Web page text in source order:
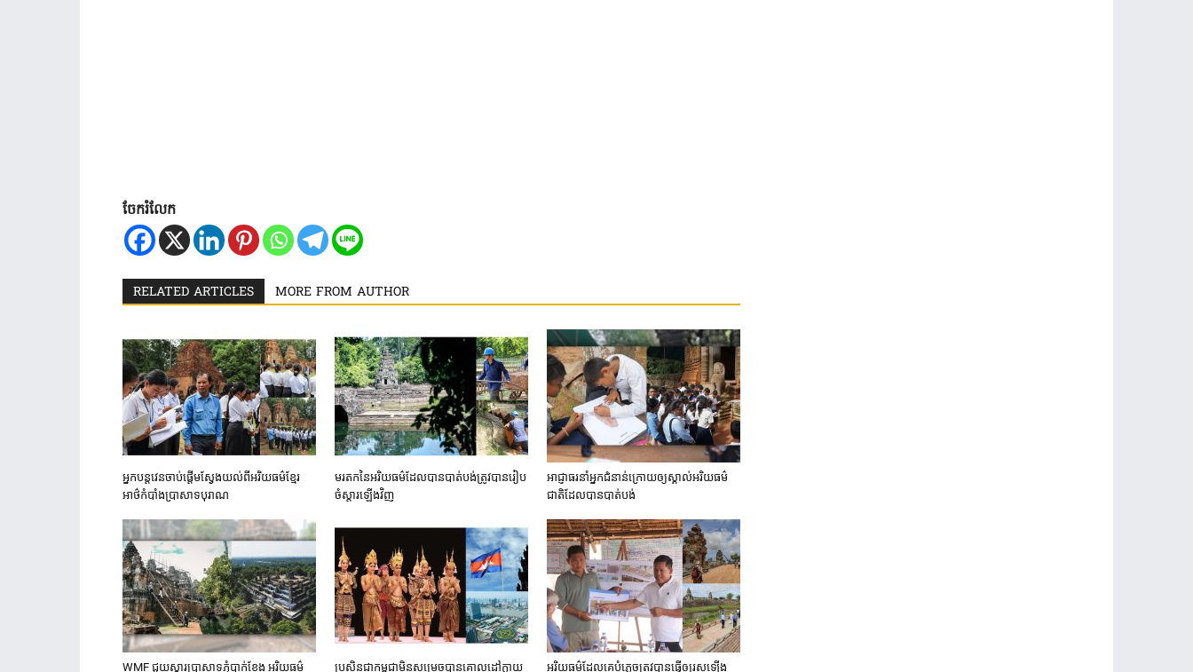
ចែករំលែក
RELATED ARTICLES MORE FROM AUTHOR
អ្នកបន្តវេន​ចាប់​ផ្តើម​ស្វែង​យល់​ពី​អរិយធម៌ខ្មែរ​
អាថ៌កំបាំងប្រាសាទបុរាណ
មរតក​នៃ​អរិយធម៌​ដែល​បាន​បាត់បង់​ត្រូវ​បាន​រៀប​
ចំស្តារ​ឡើង​វិញ​
អាជ្ញាធរ​នាំ​អ្នក​ជំនាន់​ក្រោយ​ឲ្យ​ស្គាល់​អរិយធម៌​​
ជាតិ​ដែល​បាន​បាត់​បង់​
WMF ជួយ​ស្តារ​ប្រាសាទ​ភ្នំ​បាក់​ខែង​ អរិយធម៌​​ ប្រសិន​ជា​កម្ពុជា​មិន​សម្រេច​បាន​គោល​ដៅ​ក្លាយ​ អរិយធម៌​ដែល​គេ​បំភ្លេច​ត្រូវ​បាន​ធ្វើ​ឲ្យ​រសឡើង​